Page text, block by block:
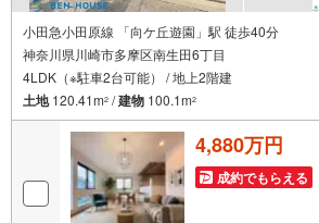
小田急小田原線 「向ケ丘遊園」駅 徒歩40分
神奈川県川崎市多摩区南生田6丁目
4LDK（※駐車2台可能） / 地上2階建
土地120.41m2 /建物 100.1m2
4,880万円
成約でもらえる